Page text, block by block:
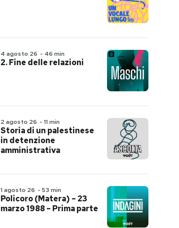
4 agosto 26 - 46 min
2. Fine delle relazioni
2 agosto 26 - 11 min
Storia di un palestinese
in detenzione
amministrativa
1 agosto 26 - 53 min
Policoro (Matera) – 23
marzo 1988 – Prima parte